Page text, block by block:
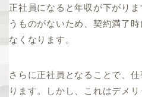
正社員になると年収が下がり
うものがないため、契約満了
なくなります。
さらに正社員となることで、
ります。しかし、これはデメ